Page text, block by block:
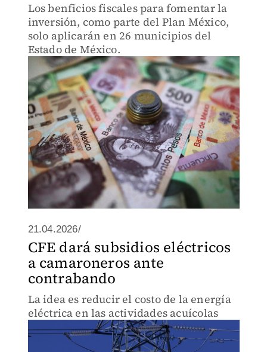
Los benficios fiscales para fomentar la
inversión, como parte del Plan México,
solo aplicarán en 26 municipios del
Estado de México.
21.04.2026/
CFE dará subsidios eléctricos
a camaroneros ante
contrabando
La idea es reducir el costo de la energía
eléctrica en las actividades acuícolas